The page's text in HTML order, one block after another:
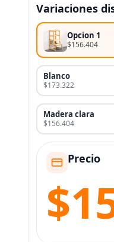
Variaciones
Opcion 1
$156.404
Blanco
$173.322
Madera clara
$156.404
Precio